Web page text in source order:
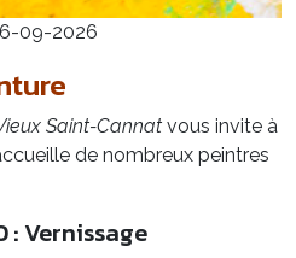
09-2026
Saint-Cannat vous invite à
de nombreux peintres
: Vernissage